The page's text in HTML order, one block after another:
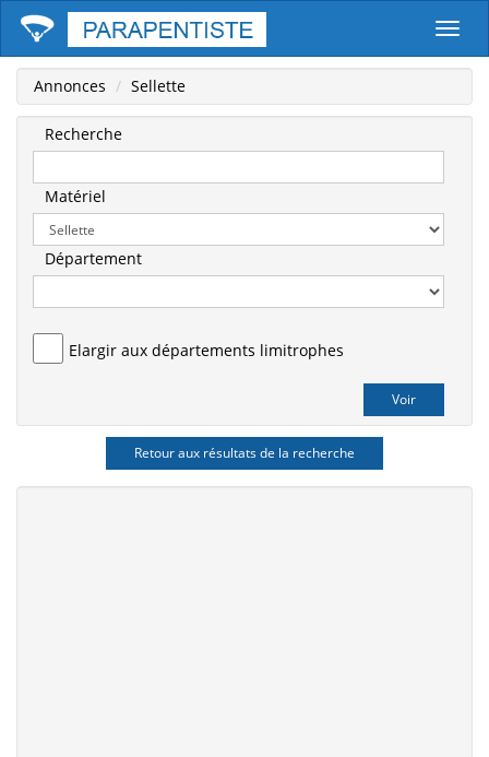
Annonces Sellette
Recherche
Matériel
Département
Elargir aux départements limitrophes
Retour aux résultats de la recherche